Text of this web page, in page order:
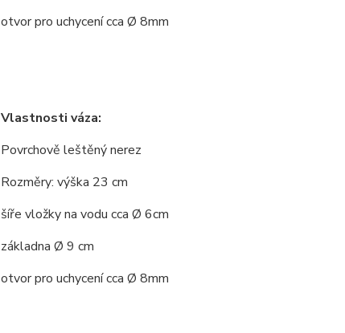
otvor pro uchycení cca Ø 8mm
Vlastnosti váza:
Povrchově leštěný nerez
Rozměry: výška 23 cm
šíře vložky na vodu cca Ø 6cm
základna Ø 9 cm
otvor pro uchycení cca Ø 8mm